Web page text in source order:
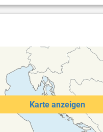
150 m²
Benutzung
auf dem Grundstück
(35 m²)
Karte anzeigen